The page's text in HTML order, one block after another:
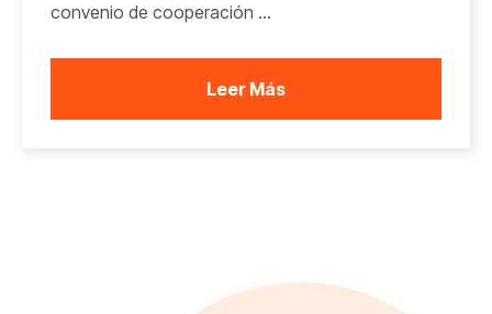
convenio de cooperación ...
Leer Más